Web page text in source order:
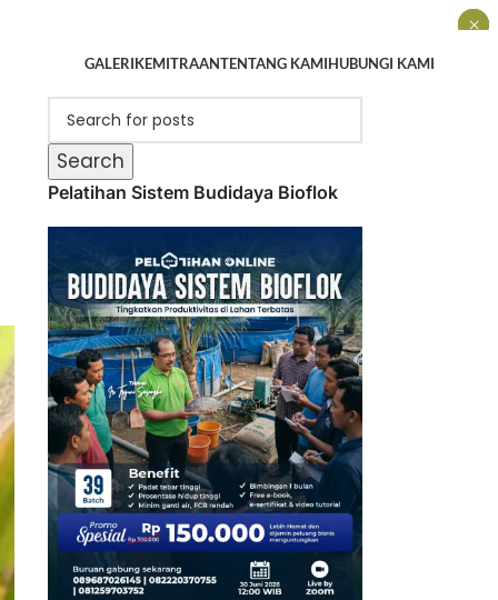
GALERIKEMITRAANTENTANG KAMIHUBUNGI KAMI
Search
Pelatihan Sistem Budidaya Bioflok
×
×
×